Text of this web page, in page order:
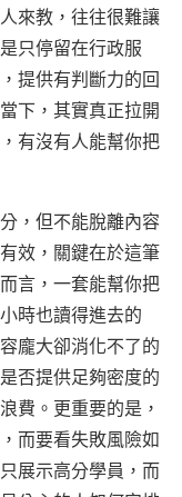
來教，往往很難讓
只停留在行政服
提供有判斷力的回
下，其實真正拉開
有沒有人能幫你把
，但不能脫離內容
效，關鍵在於這筆
言，一套能幫你把
時也讀得進去的
龐大卻消化不了的
否提供足夠密度的
費。更重要的是，
而要看失敗風險如
展示高分學員，而